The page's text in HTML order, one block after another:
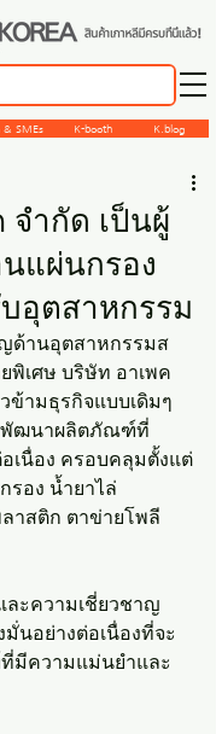
K-booth
& SMEs K.blog
จำกัด เป็นผู้
แผ่นกรอง
อุตสาหกรรม
ด้านอุตสาหกรรมส
พิเศษ บริษัท อาเพค
ข้ามธุรกิจแบบเดิมๆ
พัฒนาผลิตภัณฑ์ที่
เนื่อง ครอบคลุมตั้งแต่
รอง น้ำยาไล่
าสติก ตาข่ายโพลี
ะความเชี่ยวชาญ
มั่นอย่างต่อเนื่องที่จะ
มีความแม่นยำและ